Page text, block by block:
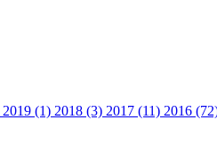
2019 (1) 2018 (3) 2017 (11) 2016